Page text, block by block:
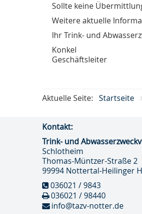
Trink- und Abwasser­
Sollte keine
Weitere aktuelle
Ihr Trink- und
Konkel
Geschäftsleiter
Aktuelle Seite: Startseite
Kontakt:
Trink- und
Schlotheim
Thomas-Müntzer-Straße 2
99994 Nottertal-Heilinger
036021 / 9843
036021 / 98440
info@tazv-notter.de